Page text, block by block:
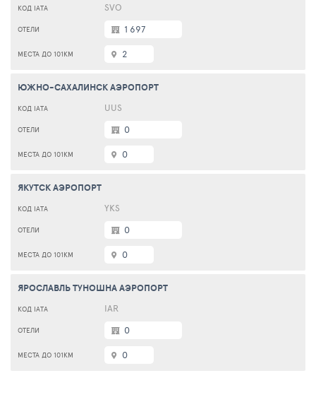
SVO
1 697
2
ЮЖНО-САХАЛИНСК АЭРОПОРТ
UUS
0
0
ЯКУТСК АЭРОПОРТ
YKS
0
0
ЯРОСЛАВЛЬ ТУНОШНА АЭРОПОРТ
IAR
0
0